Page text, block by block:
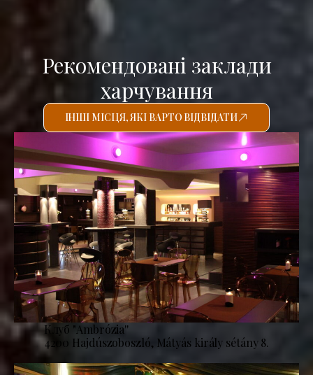
Рекомендовані заклади
харчування
ІНШІ МІСЦЯ, ЯКІ ВАРТО ВІДВІДАТИ
Клуб "Ambrózia''
4200 Hajdúszoboszló, Mátyás király sétány 8.